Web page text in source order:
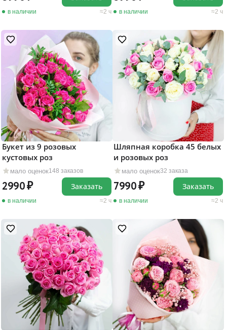
в наличии 2 ч в наличии 2 ч
мало оценок148 заказов
Букет из 9 розовых
кустовых роз
2990
в наличии 2 ч
Заказать
мало оценок32 заказа
Шляпная коробка 45 белых
и розовых роз
7990
в наличии 2 ч
Заказать